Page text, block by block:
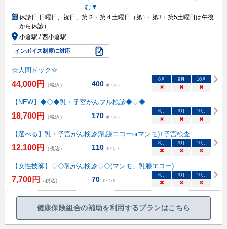
む▼
休診日:日曜日、祝日、第２・第４土曜日（第1・第3・第5土曜日は午後
から休診）
小倉駅 / 西小倉駅
インボイス制度に対応
☆人間ドック☆
44,000円 （税込） 400 ポイント
8月 9月 10月
× × ×
【NEW】◆◇◆乳・子宮がんフル検診◆◇◆
18,700円 （税込） 170 ポイント
8月 9月 10月
× × ×
【選べる】乳・子宮がん検診(乳腺エコーorマンモ)+子宮検査
12,100円 （税込） 110 ポイント
8月 9月 10月
× × ×
【女性技師】◇◇乳がん検診◇◇(マンモ、乳腺エコー)
7,700円 （税込） 70 ポイント
8月 9月 10月
× × ×
健康保険組合の補助を利用するプランはこちら